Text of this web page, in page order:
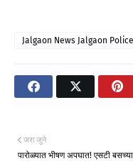
Jalgaon News Jalgaon
जरा जुने
पारोळ्यात भीषण अपघात! एसटी बसच्या